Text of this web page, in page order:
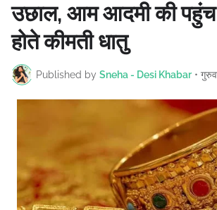
उछाल, आम आदमी की पहुंच
होते कीमती धातु
Published by Sneha - Desi Khabar •